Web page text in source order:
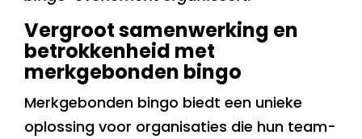
Vergroot samenwerking en
betrokkenheid met
merkgebonden bingo
Merkgebonden bingo biedt een unieke
oplossing voor organisaties die hun team-